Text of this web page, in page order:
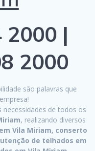
2000 |
2000
são palavras que
necessidades de todos os
, realizando diversos
Vila Miriam, conserto
de telhados em